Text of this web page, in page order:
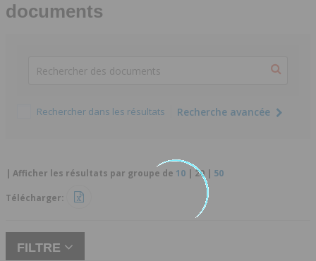
documents
Rechercher dans les résultats Recherche avancée
| Afficher les résultats par groupe de 10 | 20 | 50
Télécharger:
FILTRE